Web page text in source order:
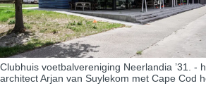
Clubhuis voetbalvereniging Neerlandia ’31. -
architect Arjan van Suylekom met Cape Cod